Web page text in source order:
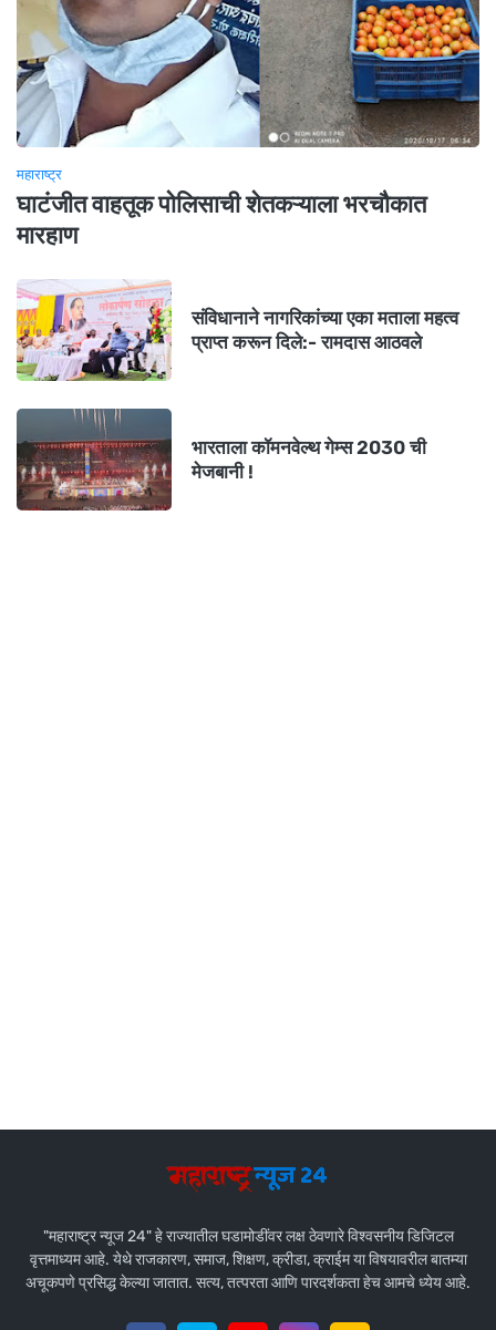
महाराष्ट्र
घाटंजीत वाहतूक पोलिसाची शेतकऱ्याला भरचौकात
मारहाण
संविधानाने नागरिकांच्या एका मताला महत्व
प्राप्त करून दिले:- रामदास आठवले
भारताला कॉमनवेल्थ गेम्स 2030 ची
मेजबानी !
"महाराष्ट्र न्यूज 24" हे राज्यातील घडामोडींवर लक्ष ठेवणारे विश्वसनीय डिजिटल
वृत्तमाध्यम आहे. येथे राजकारण, समाज, शिक्षण, क्रीडा, क्राईम या विषयावरील बातम्या
अचूकपणे प्रसिद्ध केल्या जातात. सत्य, तत्परता आणि पारदर्शकता हेच आमचे ध्येय आहे.